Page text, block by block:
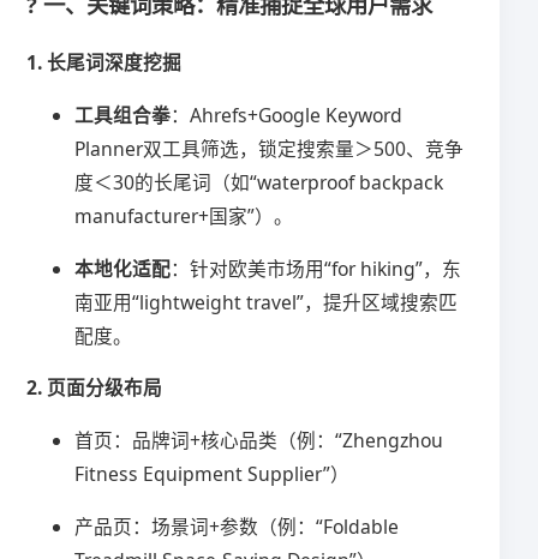
​1. 长尾词深度挖掘​
​工具组合拳​​：Ahrefs+Google Keyword
Planner双工具筛选，锁定搜索量＞500、竞争
度＜30的长尾词（如“waterproof backpack
manufacturer+国家”）。
​本地化适配​​：针对欧美市场用“for hiking”，东
南亚用“lightweight travel”，提升区域搜索匹
配度。
​2. 页面分级布局​
首页：品牌词+核心品类（例：“Zhengzhou
Fitness Equipment Supplier”）
产品页：场景词+参数（例：“Foldable